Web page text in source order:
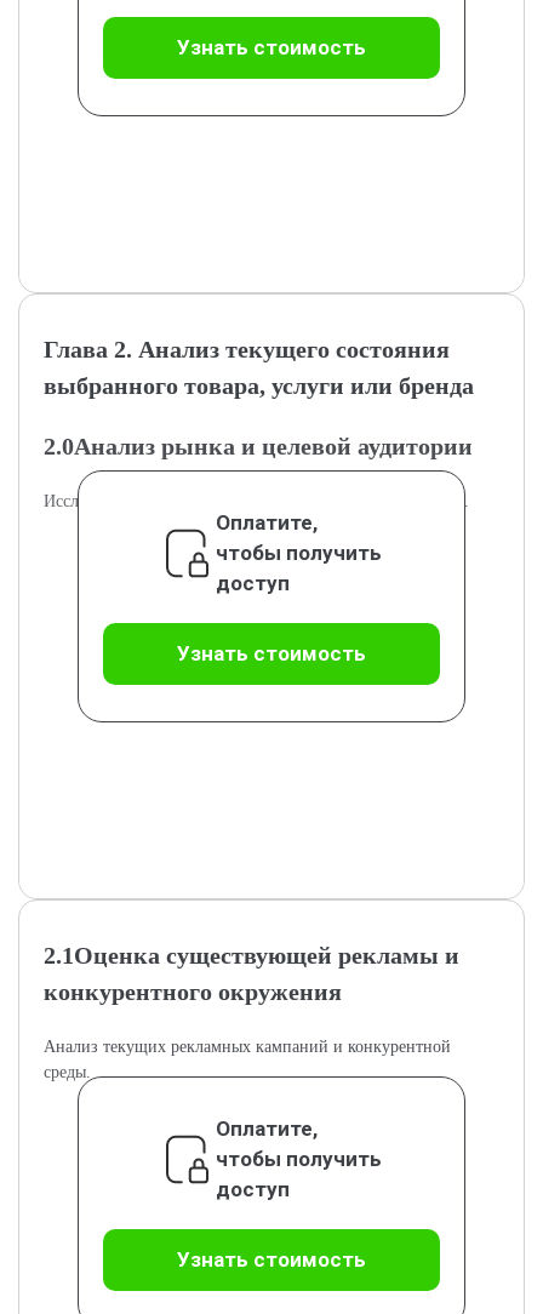
Узнать стоимость
Глава 2. Анализ текущего состояния
выбранного товара, услуги или бренда
2.0Анализ рынка и целевой аудитории
Исследование рынка и характеристик целевой аудитории.
Оплатите,
чтобы получить
доступ
Узнать стоимость
2.1Оценка существующей рекламы и
конкурентного окружения
Анализ текущих рекламных кампаний и конкурентной
среды.
Оплатите,
чтобы получить
доступ
Узнать стоимость